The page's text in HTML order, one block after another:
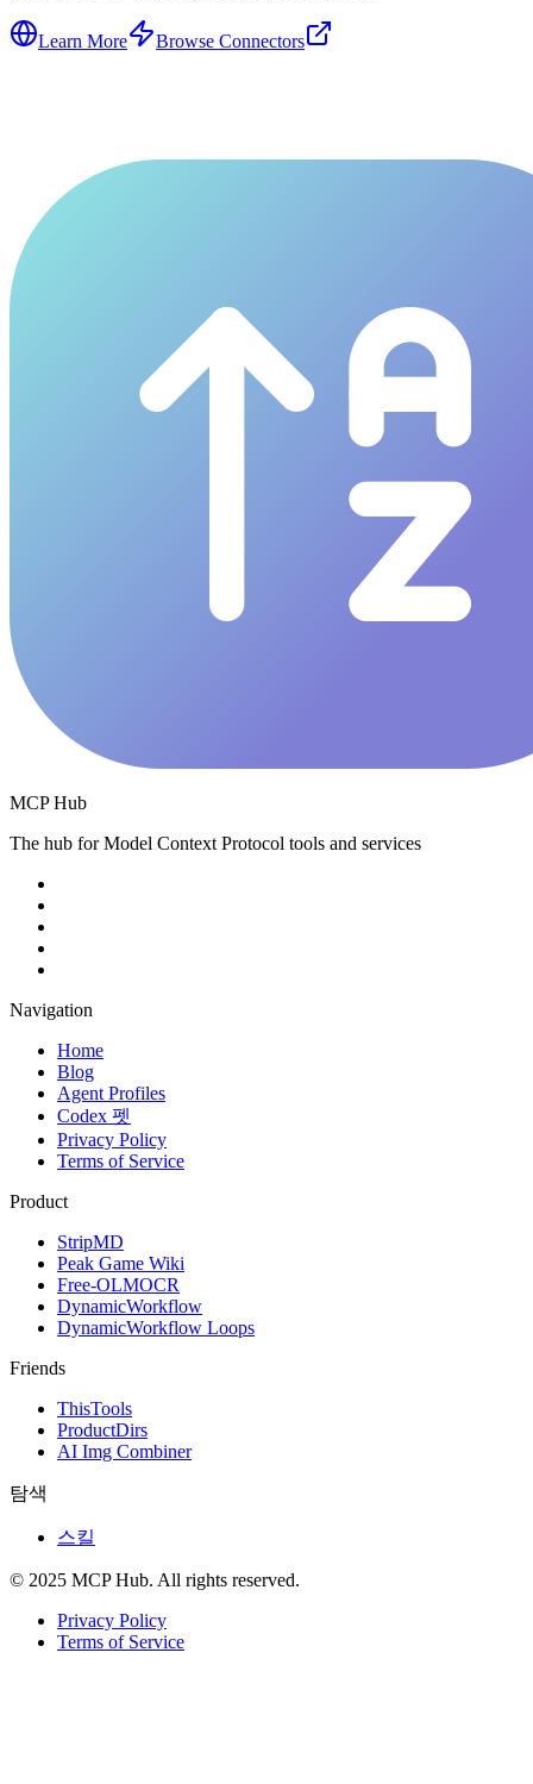
Learn More Browse Connectors
MCP Hub
The hub for Model Context Protocol tools and services
Navigation
Home
Blog
Agent Profiles
Codex 펫
Privacy Policy
Terms of Service
Product
StripMD
Peak Game Wiki
Free-OLMOCR
DynamicWorkflow
DynamicWorkflow Loops
Friends
ThisTools
ProductDirs
AI Img Combiner
탐색
스킬
© 2025 MCP Hub. All rights reserved.
Privacy Policy
Terms of Service